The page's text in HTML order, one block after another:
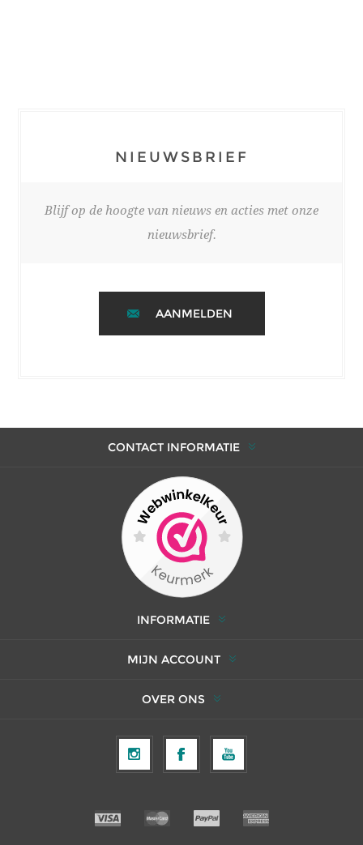
NIEUWSBRIEF
Blijf op de hoogte van nieuws en acties met onze
nieuwsbrief.
AANMELDEN
CONTACT INFORMATIE
INFORMATIE
MIJN ACCOUNT
OVER ONS